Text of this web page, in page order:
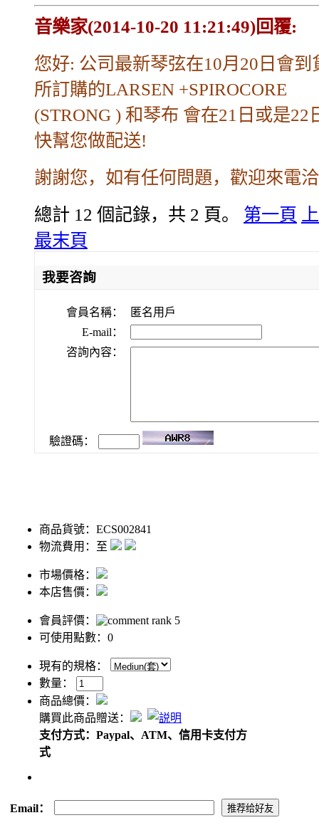
音樂家(2014-10-20 11:21:49)回覆:
您好: 公司最新琴弦在10月20日會到
所訂購的LARSEN +SPIROCORE
(STRONG ) 和琴布 會在21日或是22
快幫您做配送!
謝謝您，如有任何問題，歡迎來電
總計 12 個記錄，共 2 頁。 第一頁
最末頁
我要咨詢
會員名稱：
匿名用戶
E-mail：
咨詢內容：
驗證碼：
商品貨號：ECS002841
物流費用：至
市場價格：
本店售價：
會員評價：
可使用點數：0
現有的規格：
數量：
商品總價：
購買此商品贈送：
支付方式：Paypal、ATM、信用卡支付方
式
Email：